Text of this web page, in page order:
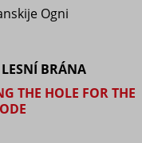
Ogni
BRÁNA
THE HOLE FOR THE